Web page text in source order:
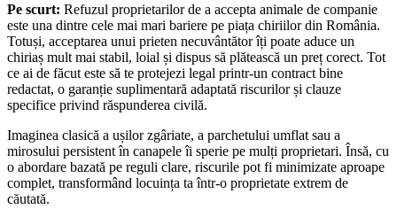
Pe scurt: Refuzul proprietarilor de a accepta animale de companie
este una dintre cele mai mari bariere pe piața chiriilor din România.
Totuși, acceptarea unui prieten necuvântător îți poate aduce un
chiriaș mult mai stabil, loial și dispus să plătească un preț corect. Tot
ce ai de făcut este să te protejezi legal printr-un contract bine
redactat, o garanție suplimentară adaptată riscurilor și clauze
specifice privind răspunderea civilă.
Imaginea clasică a ușilor zgâriate, a parchetului umflat sau a
mirosului persistent în canapele îi sperie pe mulți proprietari. Însă, cu
o abordare bazată pe reguli clare, riscurile pot fi minimizate aproape
complet, transformând locuința ta într-o proprietate extrem de
căutată.